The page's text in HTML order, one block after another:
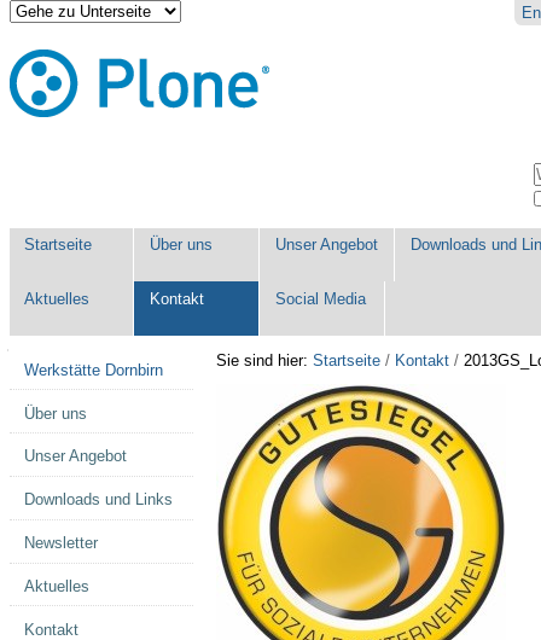
Direkt
zum
Inhalt
|
Direkt
zur
Benutzerspezifische
Werkzeuge
Startseite Über uns Unser Angebot Downloads und
Aktuelles Kontakt Social Media
Sie sind hier: Startseite / Kontakt /
Werkstätte Dornbirn
Über uns
Unser Angebot
Downloads und Links
Newsletter
Aktuelles
Kontakt